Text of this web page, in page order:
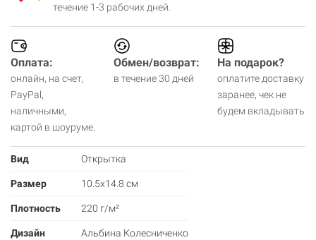
течение 1-3 рабочих дней.
Оплата:
онлайн, на счет,
PayPal,
наличными,
картой в шоуруме.
Обмен/возврат:
в течение 30 дней
На подарок?
оплатите доставку
заранее, чек не
будем вкладывать
Вид Открытка
Размер 10.5х14.8 см
Плотность 220 г/м²
Дизайн Альбина Колесниченко